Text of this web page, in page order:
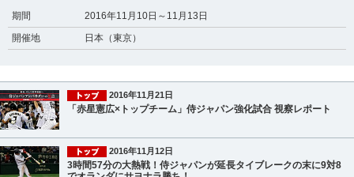
期間
2016年11月10日～11月13日
開催地
日本（東京）
2016年11月21日
「赤星憲広×トップチーム」侍ジャパン強化試合 視察レポート
2016年11月12日
3時間57分の大熱戦！侍ジャパンが延長タイブレークの末に9対8